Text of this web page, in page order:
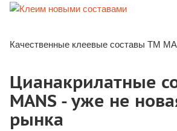
Качественные клеевые составы ТМ
Цианакрилатные
MANS - уже не
рынка